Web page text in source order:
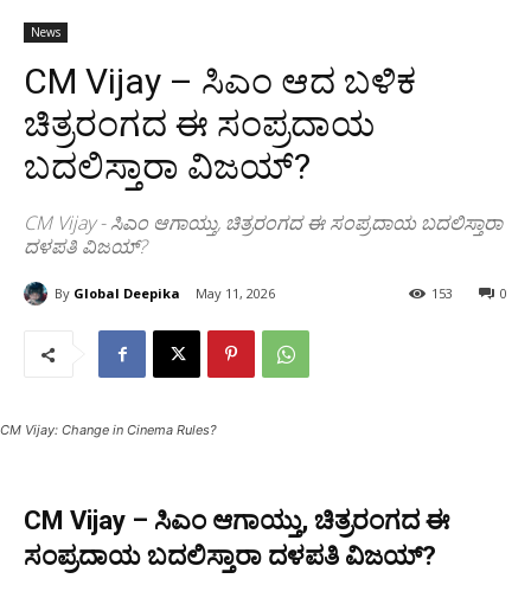
News
CM Vijay – ಸಿಎಂ ಆದ ಬಳಿಕ
ಚಿತ್ರರಂಗದ ಈ ಸಂಪ್ರದಾಯ
ಬದಲಿಸ್ತಾರಾ ವಿಜಯ್?
CM Vijay - ಸಿಎಂ ಆಗಾಯ್ತು, ಚಿತ್ರರಂಗದ ಈ ಸಂಪ್ರದಾಯ ಬದಲಿಸ್ತಾರಾ
ದಳಪತಿ ವಿಜಯ್?
By Global Deepika May 11, 2026 0
153
CM Vijay: Change in Cinema Rules?
CM Vijay – ಸಿಎಂ ಆಗಾಯ್ತು, ಚಿತ್ರರಂಗದ ಈ
ಸಂಪ್ರದಾಯ ಬದಲಿಸ್ತಾರಾ ದಳಪತಿ ವಿಜಯ್?